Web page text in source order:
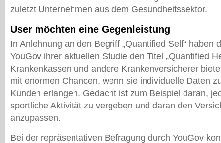
zuletzt Unternehmen aus dem Gesundheitssektor.
User möchten eine Gegenleistung
In Anlehnung an den Begriff „Quantified Self“ haben
YouGov ihrer aktuellen Studie den Titel „Quantified
Krankenkassen und andere Krankenversicherer
mit enormen Chancen, wenn sie individuelle Daten
Kunden erlangen. Gedacht ist zum Beispiel daran,
sportliche Aktivität zu vergeben und daran den
anzupassen.
Bei der repräsentativen Befragung durch YouGov